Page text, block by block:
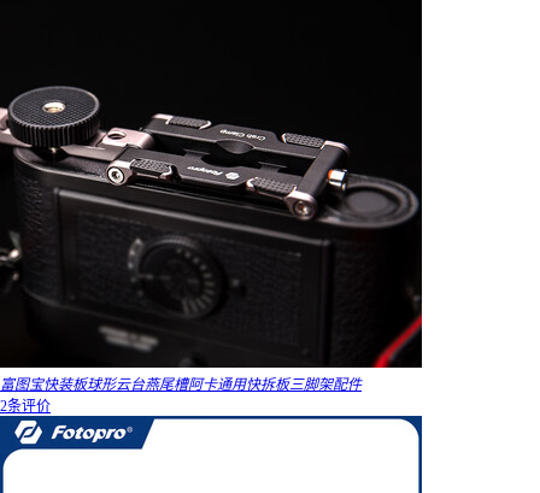
富图宝快装板球形云台燕尾槽阿卡通用快拆板三脚架配件
2条评价